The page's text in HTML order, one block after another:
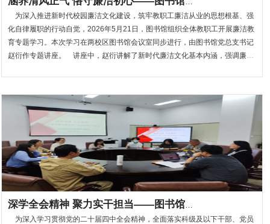
为深入推进新时代校园廉洁文化建设，筑牢教职工廉洁从业的思想根基、强
化自律履职的行动自觉，2026年5月21日，图书馆组织全体教职工开展廉洁教
育专题学习。本次学习在两校区图书馆会议室同步进行，由图书馆党总支书记
赵衍作专题讲座。 讲座中，赵衍讲解了新时代廉洁文化基本内涵，强调廉洁
为深入学习贯彻党的二十届四中全会精神，全面落实科级及以下干部、党员